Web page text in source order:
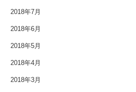
2018年7月
2018年6月
2018年5月
2018年4月
2018年3月